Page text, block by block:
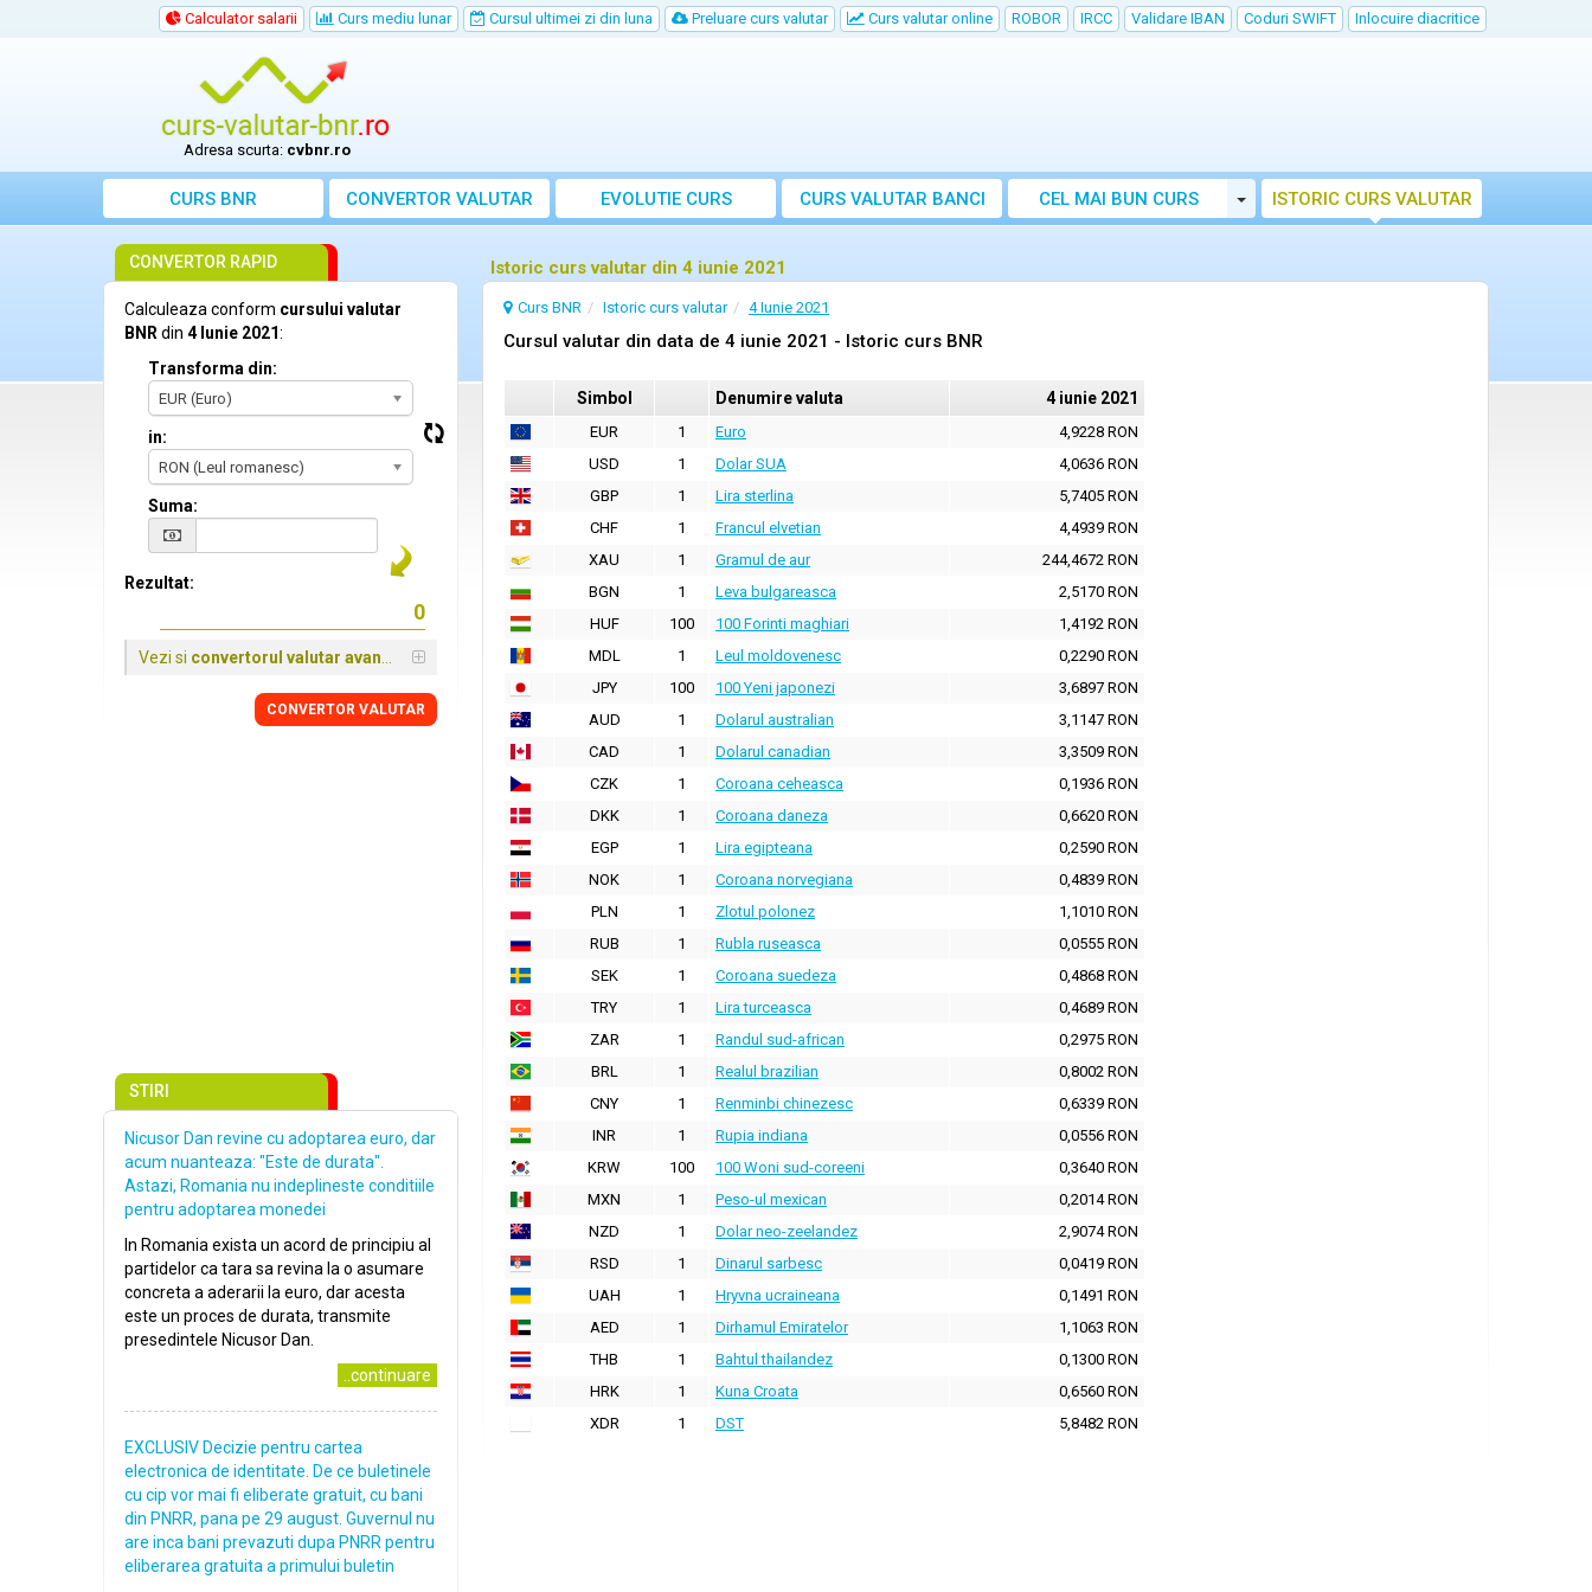
Calculator salarii Curs mediu lunar Cursul ultimei zi din luna Preluare curs valutar Curs valutar online ROBOR IRCC Validare IBAN Coduri SWIFT Inlocuire diacritice
Adresa scurta: cvbnr.ro
CURS BNR CONVERTOR VALUTAR EVOLUTIE CURS CURS VALUTAR BANCI CEL MAI BUN CURS Toggle Dropdown
ISTORIC CURS VALUTAR
Istoric curs valutar din 4 iunie 2021
Curs BNR Istoric curs valutar 4 Iunie 2021
Cursul valutar din data de 4 iunie 2021 - Istoric curs BNR
Simbol Denumire valuta 4 iunie 2021
EUR 1 Euro
4,9228 RON
USD
1 Dolar SUA
4,0636 RON
GBP
1 Lira sterlina
5,7405 RON
CHF
1 Francul elvetian
4,4939 RON
XAU
1 Gramul de aur
244,4672 RON
BGN
1 Leva bulgareasca
2,5170 RON
HUF
100 100 Forinti maghiari
1,4192 RON
MDL
1 Leul moldovenesc
0,2290 RON
JPY
100 100 Yeni japonezi
3,6897 RON
AUD
1 Dolarul australian
3,1147 RON
CAD
1 Dolarul canadian
3,3509 RON
CZK
1 Coroana ceheasca
0,1936 RON
DKK
1 Coroana daneza
0,6620 RON
EGP
1 Lira egipteana
0,2590 RON
NOK
1 Coroana norvegiana
0,4839 RON
PLN
1 Zlotul polonez
1,1010 RON
RUB
1 Rubla ruseasca
0,0555 RON
SEK
1 Coroana suedeza
0,4868 RON
TRY
1 Lira turceasca
0,4689 RON
ZAR
1 Randul sud-african
0,2975 RON
BRL
1 Realul brazilian
0,8002 RON
CNY
1 Renminbi chinezesc
0,6339 RON
INR
1 Rupia indiana
0,0556 RON
KRW
100 100 Woni sud-coreeni
0,3640 RON
MXN
1 Peso-ul mexican
0,2014 RON
NZD
1 Dolar neo-zeelandez
2,9074 RON
RSD
1 Dinarul sarbesc
0,0419 RON
UAH
1 Hryvna ucraineana
0,1491 RON
AED
1 Dirhamul Emiratelor
1,1063 RON
THB
1 Bahtul thailandez
0,1300 RON
HRK
1 Kuna Croata
0,6560 RON
XDR
1 DST 5,8482 RON
CONVERTOR RAPID
Calculeaza conform cursului valutar
BNR din 4 Iunie 2021:
Transforma din:
EUR (Euro)
in:
RON (Leul romanesc)
Suma:
Rezultat:
Vezi si convertorul valutar avansat
CONVERTOR VALUTAR
STIRI
Nicusor Dan revine cu adoptarea euro, dar
acum nuanteaza: "Este de durata".
Astazi, Romania nu indeplineste conditiile
pentru adoptarea monedei
In Romania exista un acord de principiu al
partidelor ca tara sa revina la o asumare
concreta a aderarii la euro, dar acesta
este un proces de durata, transmite
presedintele Nicusor Dan.
..continuare
EXCLUSIV Decizie pentru cartea
electronica de identitate. De ce buletinele
cu cip vor mai fi eliberate gratuit, cu bani
din PNRR, pana pe 29 august. Guvernul nu
are inca bani prevazuti dupa PNRR pentru
eliberarea gratuita a primului buletin